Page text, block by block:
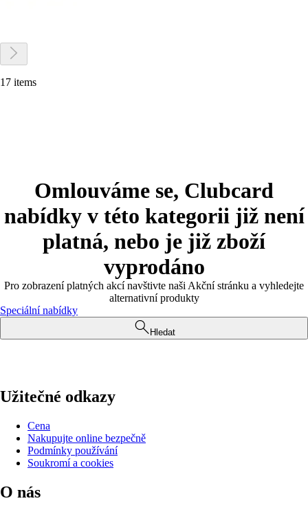
17 items
Omlouváme se, Clubcard
nabídky v této kategorii již není
platná, nebo je již zboží
vyprodáno
Pro zobrazení platných akcí navštivte naši Akční stránku a vyhledejte
alternativní produkty
Speciální nabídky
Hledat
Užitečné odkazy
Cena
Nakupujte online bezpečně
Podmínky používání
Soukromí a cookies
O nás